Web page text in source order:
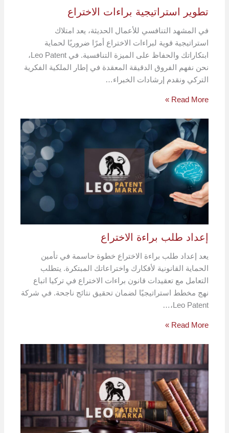
تطوير استراتيجية براءات الاختراع
في المشهد التنافسي للأعمال الحديثة، يعد امتلاك
استراتيجية قوية لبراءات الاختراع أمرًا ضروريًا لحماية
ابتكاراتك والحفاظ على الميزة التنافسية. في Leo Patent،
نحن نفهم الفروق الدقيقة المعقدة في إطار الملكية الفكرية
التركي ونقدم إرشادات الخبراء…
Read More »
إعداد طلب براءة الاختراع
يعد إعداد طلب براءة الاختراع خطوة حاسمة في تأمين
الحماية القانونية لأفكارك واختراعاتك المبتكرة. يتطلب
التعامل مع تعقيدات قانون براءات الاختراع في تركيا اتباع
نهج مخطط استراتيجيًا لضمان تحقيق نتائج ناجحة. في شركة
Leo Patent،…
Read More »